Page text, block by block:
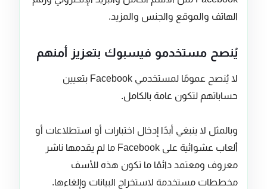
الهاتف والموقع والجنس والمزيد.
يُنصح مستخدمو فيسبوك بتعزيز أمنهم
لا يُنصح عمومًا لمستخدمي Facebook بتعيين
حساباتهم لتكون عامة بالكامل.
وبالمثل لا ينبغي أبدًا إدخال اختبارات أو استطلاعات أو
ألعاب عشوائية على Facebook ما لم يقدمها ناشر
معروف ومعتمد دائمًا ما تكون هذه للأسف
مخططات مستخدمة لاستخراج البيانات وإلغاءها.